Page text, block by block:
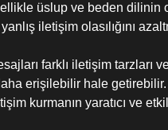
üslup ve beden dilinin
iletişim olasılığını
farklı iletişim tarzları
erişilebilir hale getirebilir.
kurmanın yaratıcı ve